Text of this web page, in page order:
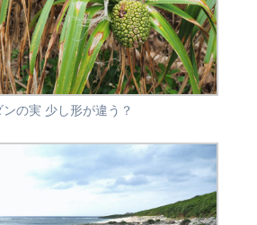
ンの実 少し形が違う？